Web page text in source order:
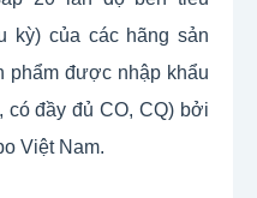
kỳ) của các hãng sản
phẩm được nhập khẩu
có đầy đủ CO, CQ) bởi
Việt Nam.